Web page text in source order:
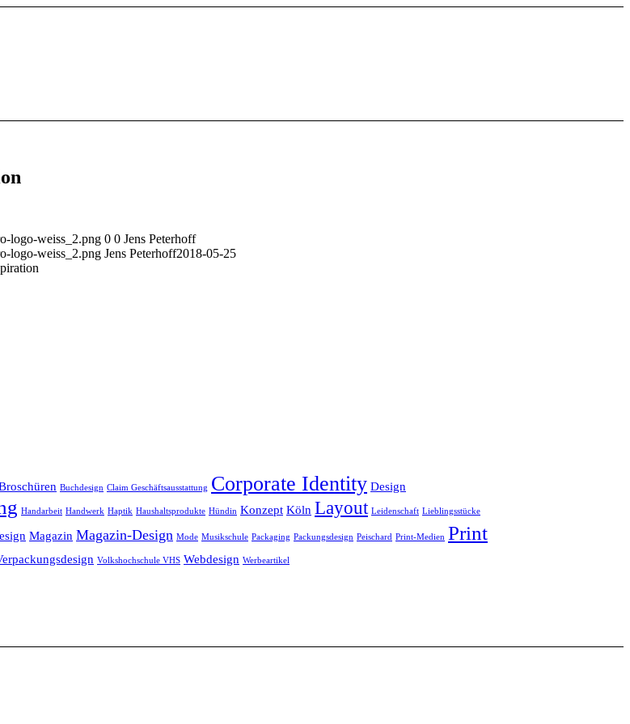
logo-weiss_2.png 0 0 Jens Peterhoff
logo-weiss_2.png Jens Peterhoff2018-05-25
Buchdesign Claim Geschäftsausstattung Corporate Identity Design
Handarbeit Handwerk Haptik Haushaltsprodukte Hündin Konzept Köln Layout Leidenschaft Lieblingsstücke
Magazin Magazin-Design Mode Musikschule Packaging Packungsdesign Peischard Print-Medien Print
Volkshochschule VHS Webdesign Werbeartikel